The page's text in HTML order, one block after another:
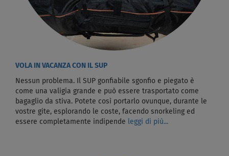
VOLA IN VACANZA CON IL SUP
Nessun problema. Il SUP gonfiabile sgonfio e piegato è
come una valigia grande e può essere trasportato come
bagaglio da stiva. Potete così portarlo ovunque, durante le
vostre gite, esplorando le coste, facendo snorkeling ed
essere completamente indipende leggi di più...